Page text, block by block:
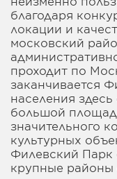
благодаря
локации и
московский
проходит по
заканчивается
населения
большой
значительного
культурных
Филевский Парк
крупные районы